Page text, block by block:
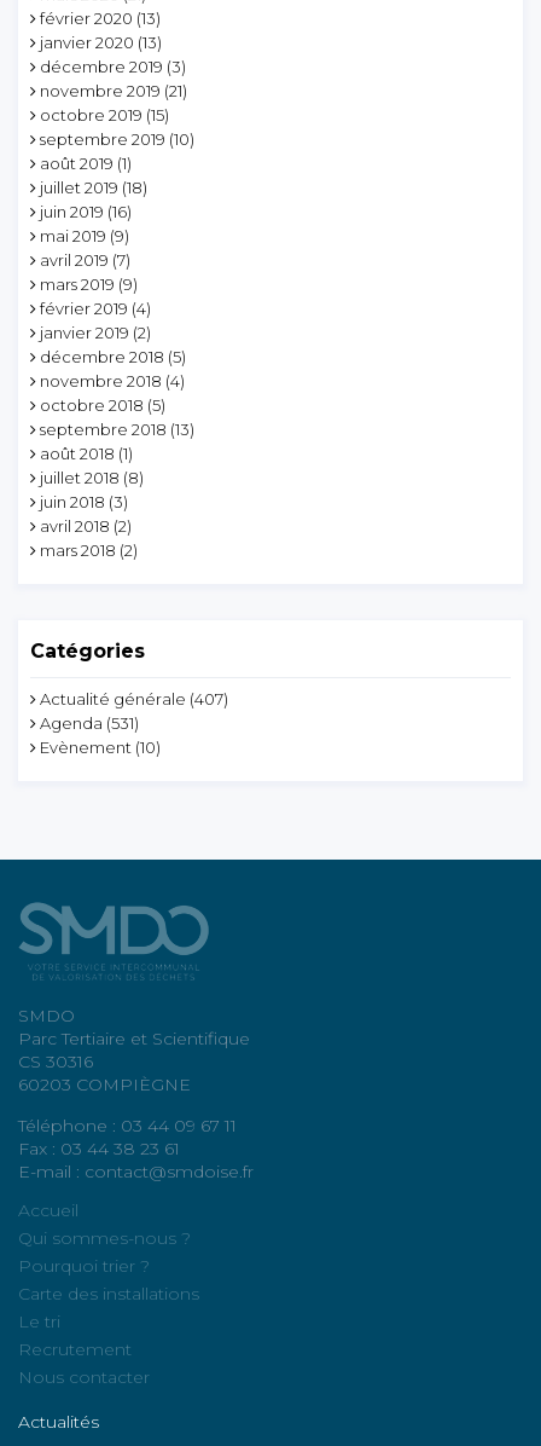
février 2020 (13)
janvier 2020 (13)
décembre 2019 (3)
novembre 2019 (21)
octobre 2019 (15)
septembre 2019 (10)
août 2019 (1)
juillet 2019 (18)
juin 2019 (16)
mai 2019 (9)
avril 2019 (7)
mars 2019 (9)
février 2019 (4)
janvier 2019 (2)
décembre 2018 (5)
novembre 2018 (4)
octobre 2018 (5)
septembre 2018 (13)
août 2018 (1)
juillet 2018 (8)
juin 2018 (3)
avril 2018 (2)
mars 2018 (2)
Catégories
Actualité générale (407)
Agenda (531)
Evènement (10)
SMDO
Parc Tertiaire et Scientifique
CS 30316
60203 COMPIÈGNE
Téléphone : 03 44 09 67 11
Fax : 03 44 38 23 61
E-mail : contact@smdoise.fr
Accueil
Qui sommes-nous ?
Pourquoi trier ?
Carte des installations
Le tri
Recrutement
Nous contacter
Actualités